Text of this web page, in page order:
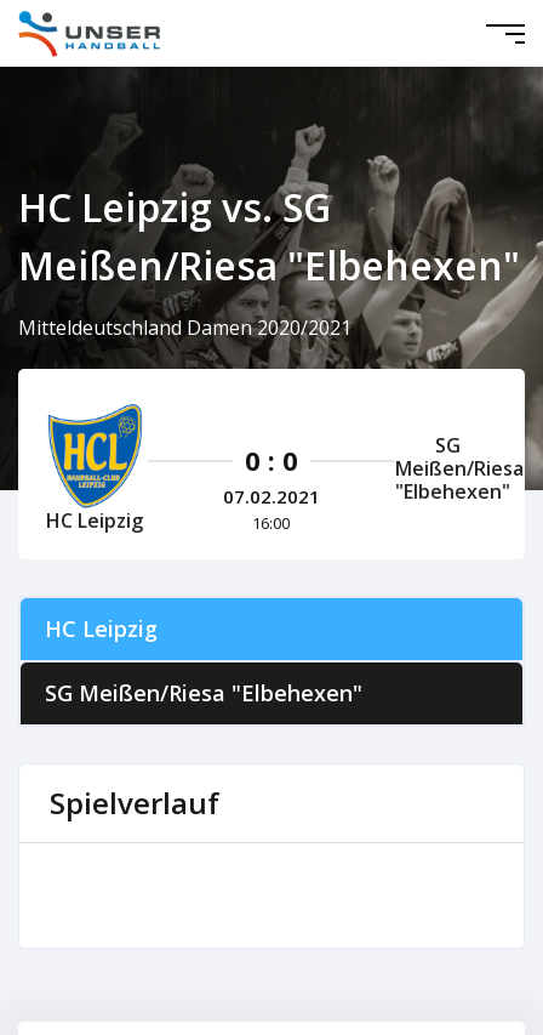
HC Leipzig vs. SG
Meißen/Riesa "Elbehexen"
Mitteldeutschland Damen 2020/2021
HC Leipzig
0 : 0
07.02.2021
16:00
SG
Meißen/Riesa
"Elbehexen"
HC Leipzig
SG Meißen/Riesa "Elbehexen"
Spielverlauf